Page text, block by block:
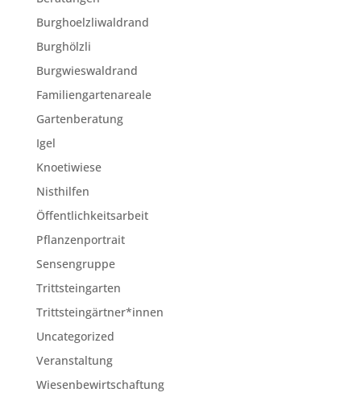
Burghoelzliwaldrand
Burghölzli
Burgwieswaldrand
Familiengartenareale
Gartenberatung
Igel
Knoetiwiese
Nisthilfen
Öffentlichkeitsarbeit
Pflanzenportrait
Sensengruppe
Trittsteingarten
Trittsteingärtner*innen
Uncategorized
Veranstaltung
Wiesenbewirtschaftung